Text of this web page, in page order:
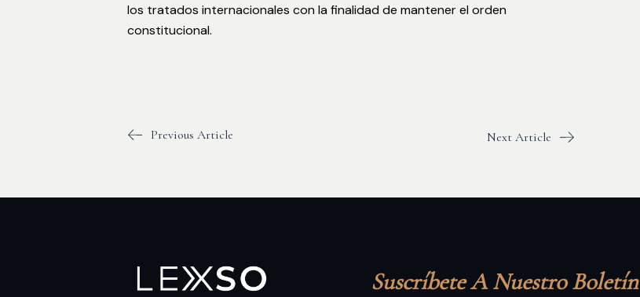
los tratados internacionales con la finalidad de mantener el orden
constitucional.
Previous Article Next Article
Suscríbete A Nuestro Boletín